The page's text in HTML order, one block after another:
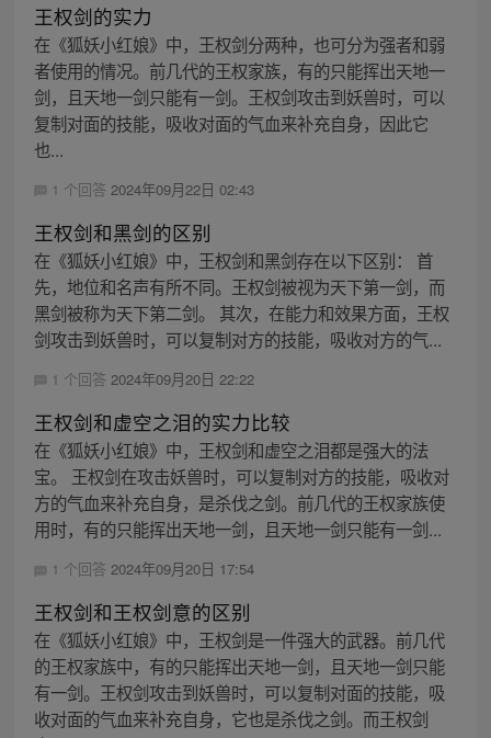
王权剑的实力
在《狐妖小红娘》中，王权剑分两种，也可分为强者和弱
者使用的情况。前几代的王权家族，有的只能挥出天地一
剑，且天地一剑只能有一剑。王权剑攻击到妖兽时，可以
复制对面的技能，吸收对面的气血来补充自身，因此它
也...
1 个回答 2024年09月22日 02:43
王权剑和黑剑的区别
在《狐妖小红娘》中，王权剑和黑剑存在以下区别： 首
先，地位和名声有所不同。王权剑被视为天下第一剑，而
黑剑被称为天下第二剑。 其次，在能力和效果方面，王权
剑攻击到妖兽时，可以复制对方的技能，吸收对方的气...
1 个回答 2024年09月20日 22:22
王权剑和虚空之泪的实力比较
在《狐妖小红娘》中，王权剑和虚空之泪都是强大的法
宝。 王权剑在攻击妖兽时，可以复制对方的技能，吸收对
方的气血来补充自身，是杀伐之剑。前几代的王权家族使
用时，有的只能挥出天地一剑，且天地一剑只能有一剑...
1 个回答 2024年09月20日 17:54
王权剑和王权剑意的区别
在《狐妖小红娘》中，王权剑是一件强大的武器。前几代
的王权家族中，有的只能挥出天地一剑，且天地一剑只能
有一剑。王权剑攻击到妖兽时，可以复制对面的技能，吸
收对面的气血来补充自身，它也是杀伐之剑。而王权剑